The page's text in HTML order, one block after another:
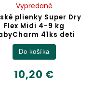
plienky Super Dry
Flex Midi 4-9 kg
41ks deti
Vypredané
10,20 €
Do košíka